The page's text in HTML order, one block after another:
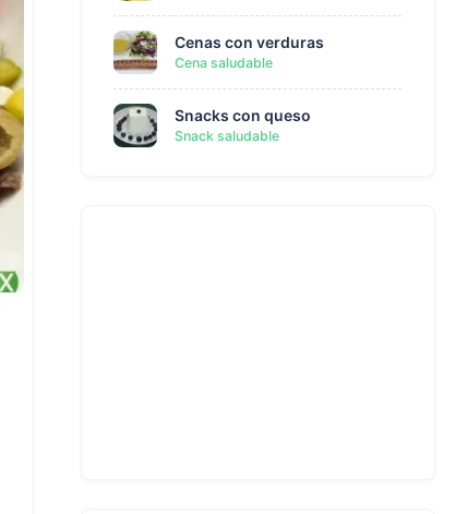
Cenas con verduras
Cena saludable
Snacks con queso
Snack saludable